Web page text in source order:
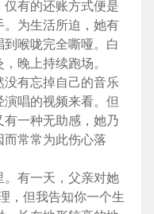
有的还账方式便是
。为生活所迫，她有
喉咙完全嘶哑。白
晚上持续跑场。
有忘掉自己的音乐
唱的视频来看。但
一种无助感，她乃
常常为此伤心落
有一天，父亲对她
，但我告知你一个生